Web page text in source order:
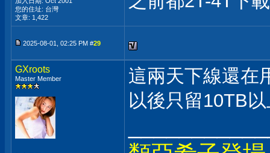
您的住址: 台灣
文章: 1,422
2025-08-01, 02:25 PM #29
GXroots
Master Member
這兩天下線還在
以後只留10TB